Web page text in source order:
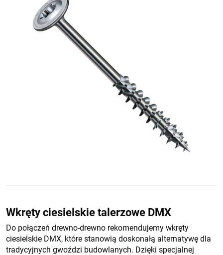
Wkręty ciesielskie talerzowe DMX
Do połączeń drewno-drewno rekomendujemy wkręty
ciesielskie DMX, które stanowią doskonałą alternatywę dla
tradycyjnych gwoździ budowlanych. Dzięki specjalnej